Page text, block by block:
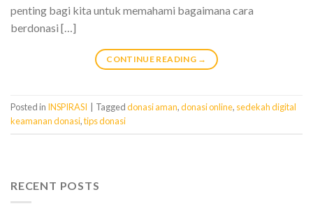
penting bagi kita untuk memahami bagaimana cara
berdonasi […]
CONTINUE READING →
Posted in INSPIRASI Taggeddonasi aman,donasi online, sedekah digital
keamanan donasi,tips donasi
RECENT POSTS